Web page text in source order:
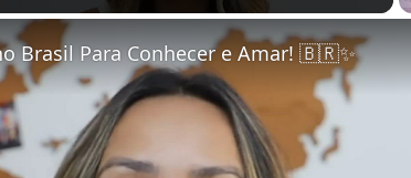
Brasil Para Conhecer e Amar! 🇧🇷✨